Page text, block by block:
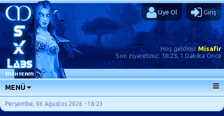
Üye Ol Giriş
Hoş geldinizMisafir
Son ziyaretiniz: 18:23, 1 Dakika Önce
MENÜ
ANA SAYFA
Perşembe, 06 Ağustos 2026 - 18:23